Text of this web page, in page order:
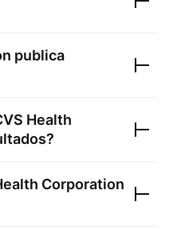
publica
Health
Corporation